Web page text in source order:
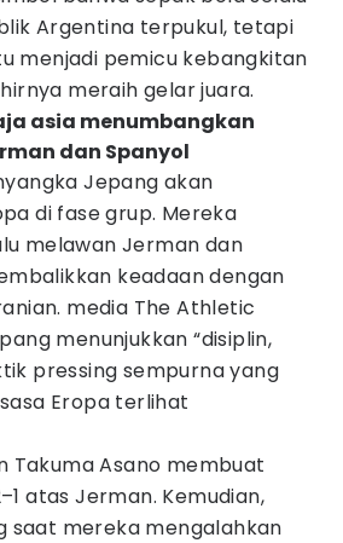
Argentina terpukul, tetapi
menjadi pemicu kebangkitan
meraih gelar juara.
asia menumbangkan
dan Spanyol
Jepang akan
di fase grup. Mereka
melawan Jerman dan
keadaan dengan
media The Athletic
menunjukkan “disiplin,
pressing sempurna yang
Eropa terlihat
Takuma Asano membuat
atas Jerman. Kemudian,
saat mereka mengalahkan